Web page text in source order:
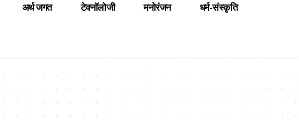
अर्थ जगत टेक्नॉलोजी मनोरंजन धर्म-संस्कृति